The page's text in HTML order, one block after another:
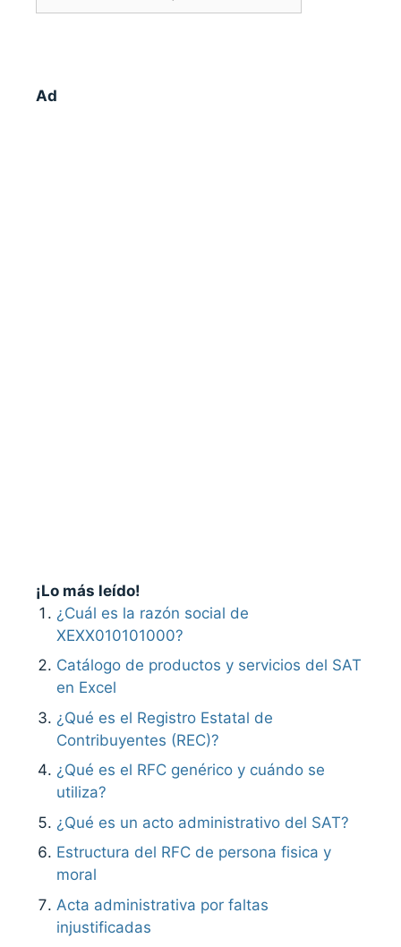
Ad
¡Lo más leído!
¿Cuál es la razón social de
XEXX010101000?
Catálogo de productos y servicios del SAT
en Excel
¿Qué es el Registro Estatal de
Contribuyentes (REC)?
¿Qué es el RFC genérico y cuándo se
utiliza?
¿Qué es un acto administrativo del SAT?
Estructura del RFC de persona fisica y
moral
Acta administrativa por faltas
injustificadas